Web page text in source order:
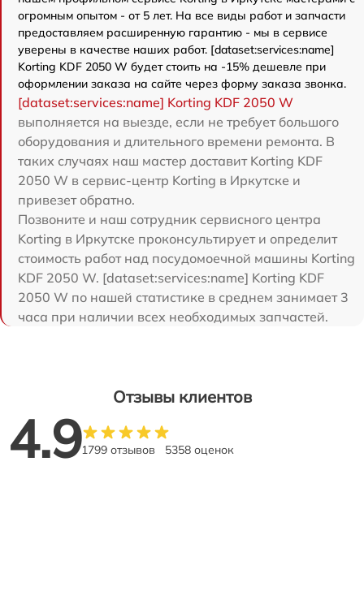
огромным опытом - от 5 лет. На все виды работ и запчасти
предоставляем расширенную гарантию - мы в сервисе
уверены в качестве наших работ. [dataset:services:name]
Korting KDF 2050 W будет стоить на -15% дешевле при
оформлении заказа на сайте через форму заказа звонка.
[dataset:services:name] Korting KDF 2050 W
выполняется на выезде, если не требует большого
оборудования и длительного времени ремонта. В
таких случаях наш мастер доставит Korting KDF
2050 W в сервис-центр Korting в Иркутске и
привезет обратно.
Позвоните и наш сотрудник сервисного центра
Korting в Иркутске проконсультирует и определит
стоимость работ над посудомоечной машины Korting
KDF 2050 W. [dataset:services:name] Korting KDF
2050 W по нашей статистике в среднем занимает 3
часа при наличии всех необходимых запчастей.
Отзывы клиентов
4.91799 отзывов 5358 оценок